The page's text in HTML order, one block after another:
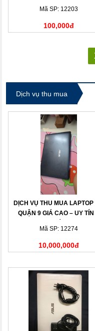
Mã SP: 12203
100,000đ
Dịch vụ thu mua
DỊCH VỤ THU MUA LAPTOP
QUẬN 9 GIÁ CAO – UY TÍN
Mã SP: 12274
10,000,000đ